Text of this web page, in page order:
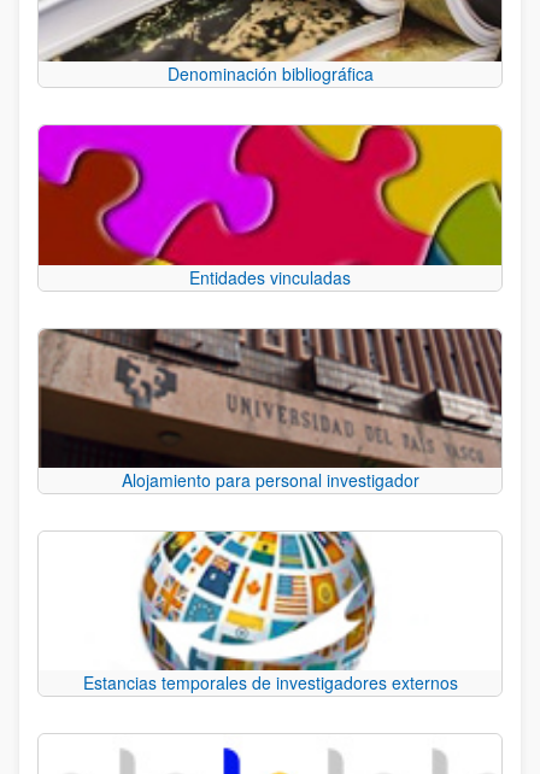
Denominación bibliográfica
Entidades vinculadas
Alojamiento para personal investigador
Estancias temporales de investigadores externos